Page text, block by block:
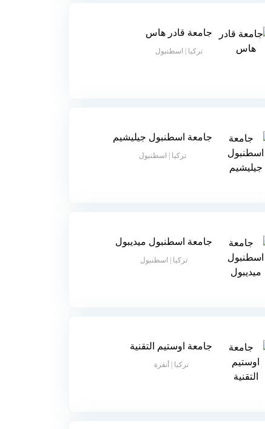
جامعة قادر هاس
تركيا | اسطنبول
جامعة اسطنبول جيليشيم
تركيا | اسطنبول
جامعة اسطنبول ميديبول
تركيا | اسطنبول
جامعة اوستيم التقنية
تركيا | أنقرة